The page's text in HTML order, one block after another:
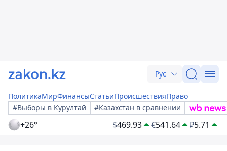
Рус
ПолитикаМирФинансыСтатьиПроисшествияПраво
#Выборы в Курултай
#Казахстан в сравнении
+26° $469.93 €541.64 ₽5.71